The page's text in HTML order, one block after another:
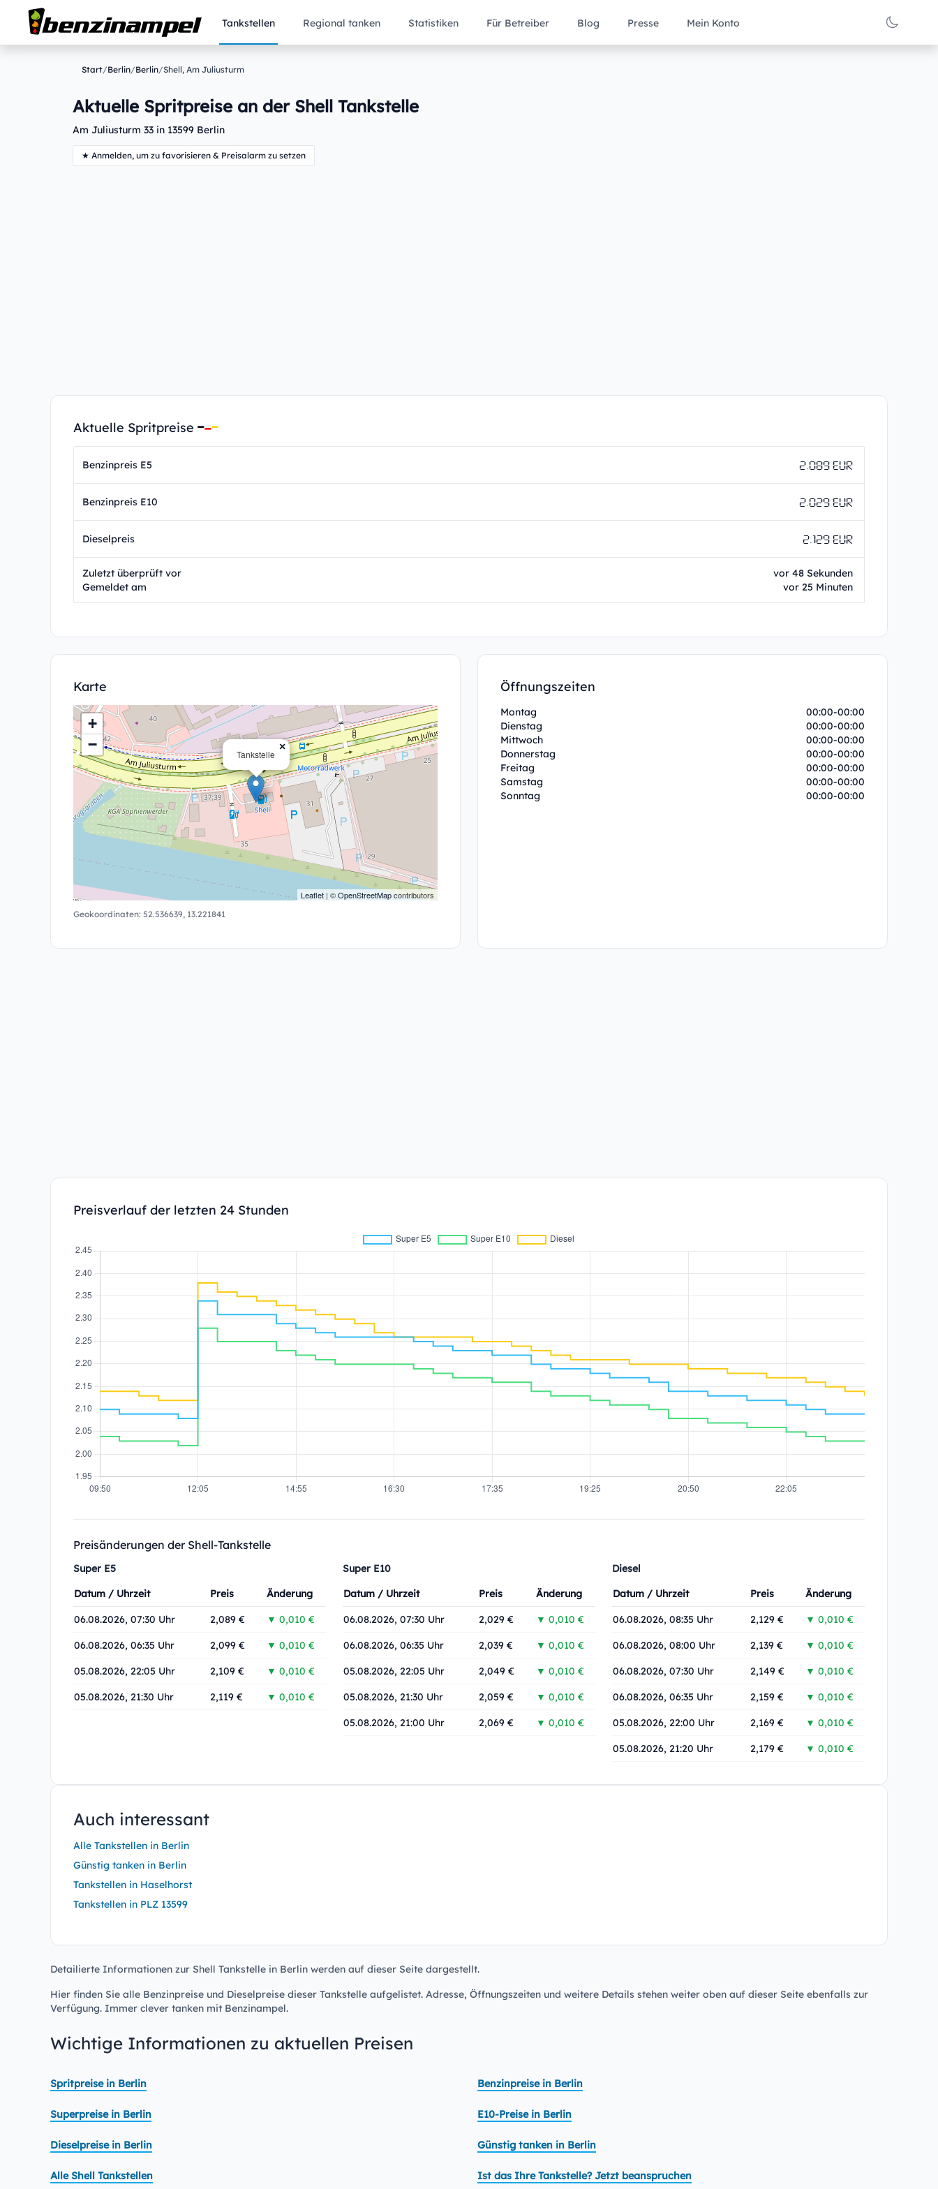
Tankstellen Regional tanken Statistiken Für Betreiber Blog Presse Mein Konto
Start/Berlin/Berlin/Shell, Am Juliusturm
Aktuelle Spritpreise an der Shell Tankstelle
Am Juliusturm 33 in 13599 Berlin
★ Anmelden, um zu favorisieren & Preisalarm zu setzen
Aktuelle Spritpreise
Benzinpreis E5 2.089 EUR
Benzinpreis E10 2.029 EUR
Dieselpreis 2.129 EUR
Zuletzt überprüft vor
Gemeldet am
vor 48 Sekunden
vor 25 Minuten
Karte
Tankstelle
×
+
−
Leaflet | ©OpenStreetMapcontributors
Geokoordinaten: 52.536639, 13.221841
Öffnungszeiten
Montag
00:00-00:00
Dienstag
00:00-00:00
Mittwoch
00:00-00:00
Donnerstag
00:00-00:00
Freitag
00:00-00:00
Samstag
00:00-00:00
Sonntag
00:00-00:00
Preisverlauf der letzten 24 Stunden
Preisänderungen der Shell-Tankstelle
Super E5
Datum / Uhrzeit
Preis Änderung
06.08.2026, 07:30 Uhr 2,089 € ▼ 0,010 €
06.08.2026, 06:35 Uhr 2,099 € ▼ 0,010 €
05.08.2026, 22:05 Uhr 2,109 € ▼ 0,010 €
05.08.2026, 21:30 Uhr 2,119 € ▼ 0,010 €
Super E10
Datum / Uhrzeit
Preis Änderung
06.08.2026, 07:30 Uhr 2,029 € ▼ 0,010 €
06.08.2026, 06:35 Uhr 2,039 € ▼ 0,010 €
05.08.2026, 22:05 Uhr 2,049 € ▼ 0,010 €
05.08.2026, 21:30 Uhr 2,059 € ▼ 0,010 €
05.08.2026, 21:00 Uhr 2,069 € ▼ 0,010 €
Diesel
Datum / Uhrzeit
Preis Änderung
06.08.2026, 08:35 Uhr 2,129 € ▼ 0,010 €
06.08.2026, 08:00 Uhr 2,139 € ▼ 0,010 €
06.08.2026, 07:30 Uhr 2,149 € ▼ 0,010 €
06.08.2026, 06:35 Uhr 2,159 € ▼ 0,010 €
05.08.2026, 22:00 Uhr 2,169 € ▼ 0,010 €
05.08.2026, 21:20 Uhr 2,179 € ▼ 0,010 €
Auch interessant
Alle Tankstellen in Berlin
Günstig tanken in Berlin
Tankstellen in Haselhorst
Tankstellen in PLZ 13599
Detailierte Informationen zur Shell Tankstelle in Berlin werden auf dieser Seite dargestellt.
Hier finden Sie alle Benzinpreise und Dieselpreise dieser Tankstelle aufgelistet. Adresse, Öffnungszeiten und weitere Details stehen weiter oben auf dieser Seite ebenfalls zur
Verfügung. Immer clever tanken mit Benzinampel.
Wichtige Informationen zu aktuellen Preisen
Spritpreise in Berlin Benzinpreise in Berlin
Superpreise in Berlin E10-Preise in Berlin
Dieselpreise in Berlin Günstig tanken in Berlin
Alle Shell Tankstellen Ist das Ihre Tankstelle? Jetzt beanspruchen